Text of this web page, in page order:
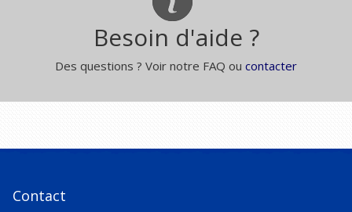
Besoin d'aide ?
Des questions ? Voir notre FAQ ou contacter
Contact